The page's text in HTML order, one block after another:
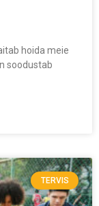
hoida meie
soodustab
TERVIS